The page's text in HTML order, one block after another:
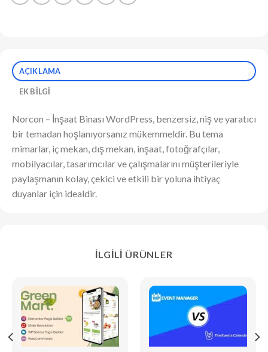
AÇIKLAMA
EK BILGI
Norcon – İnşaat Binası WordPress, benzersiz, niş ve yaratıcı
bir temadan hoşlanıyorsanız mükemmeldir. Bu tema
mimarlar, iç mekan, dış mekan, inşaat, fotoğrafçılar,
mobilyacılar, tasarımcılar ve çalışmalarını müşterileriyle
paylaşmanın kolay, çekici ve etkili bir yoluna ihtiyaç
duyanlar için idealdir.
İLGILI ÜRÜNLER